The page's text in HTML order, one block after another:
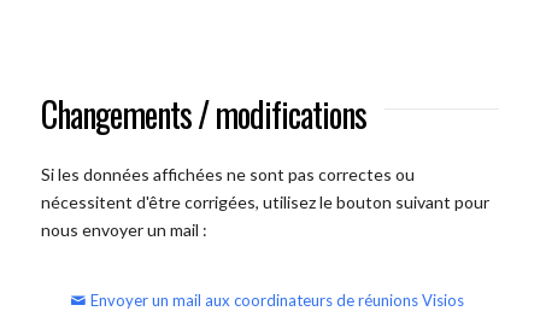
Changements / modifications
Si les données affichées ne sont pas correctes ou
nécessitent d'être corrigées, utilisez le bouton suivant pour
nous envoyer un mail :
Envoyer un mail aux coordinateurs de réunions Visios